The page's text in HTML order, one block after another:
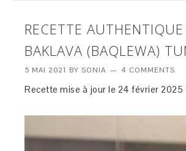
RECETTE
BAKLAVA (BAQLEWA)
5 MAI 2021 BYSONIA 4 COMMENTS
Recette mise à jour le 24 février 2025